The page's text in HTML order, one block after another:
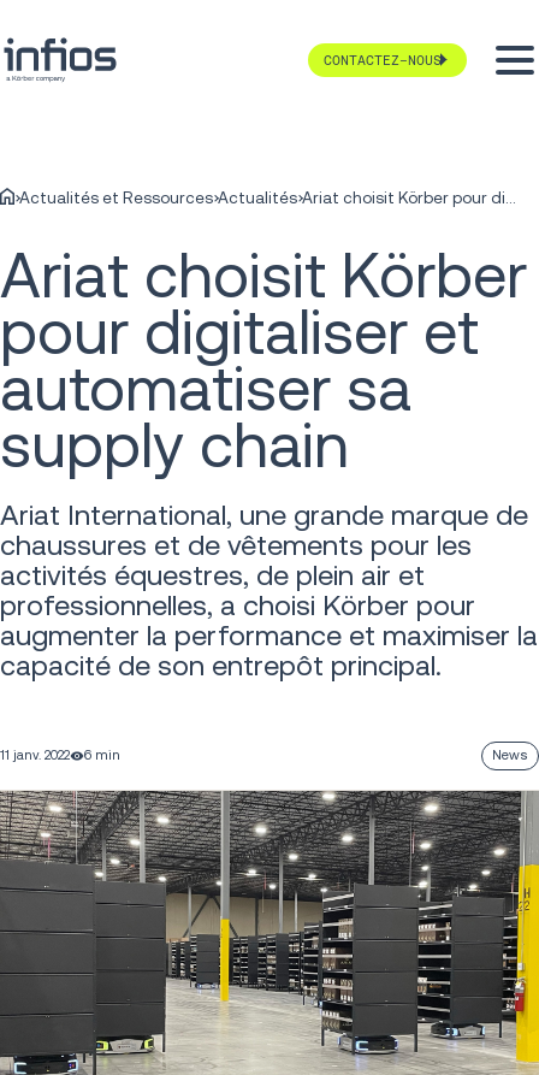
CONTACTEZ-NOUS
Actualités et Ressources Actualités Ariat choisit Körber pour digitaliser et automatiser sa supply chain
Ariat choisit Körber
pour digitaliser et
automatiser sa
supply chain
Ariat International, une grande marque de
chaussures et de vêtements pour les
activités équestres, de plein air et
professionnelles, a choisi Körber pour
augmenter la performance et maximiser la
capacité de son entrepôt principal.
11 janv. 2022 6 min News